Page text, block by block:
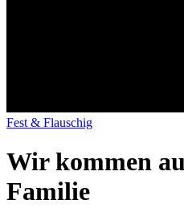
Fest & Flauschig
Wir kommen
Familie